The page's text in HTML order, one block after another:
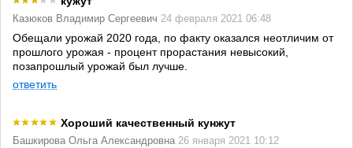
Казюков Владимир Сергеевич 24 февраля 2021 06:48
Обещали урожай 2020 года, по факту оказался неотличим от
прошлого урожая - процент прорастания невысокий,
позапрошлый урожай был лучше.
ответить
Хороший качественный кунжут
Башкирова Ольга Александровна 26 января 2021 10:12